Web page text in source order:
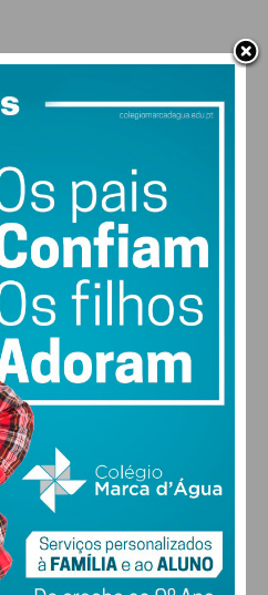
FERREIRA
vento: 1m/s E
MAX 17 • MIN 17
32°
QUA
31
QUI
EM PAÇOS DE